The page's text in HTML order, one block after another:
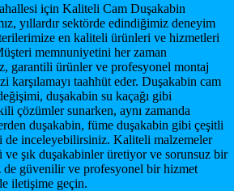
için Kaliteli Cam Duşakabin
yıllardır sektörde edindiğimiz deneyim
en kaliteli ürünleri ve hizmetleri
memnuniyetini her zaman
garantili ürünler ve profesyonel montaj
karşılamayı taahhüt eder. Duşakabin cam
duşakabin su kaçağı gibi
çözümler sunarken, aynı zamanda
duşakabin, füme duşakabin gibi çeşitli
de inceleyebilirsiniz. Kaliteli malzemeler
şık duşakabinler üretiyor ve sorunsuz bir
de güvenilir ve profesyonel bir hizmet
iletişime geçin.